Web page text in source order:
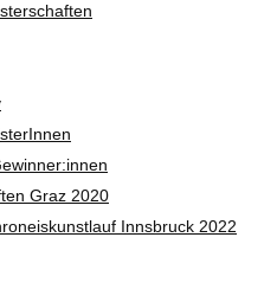
Graz 2020
Innsbruck 2022